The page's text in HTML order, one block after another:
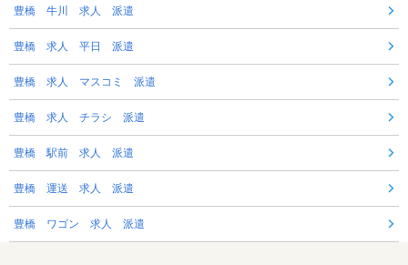
豊橋 牛川 求人 派遣
豊橋 求人 平日 派遣
豊橋 求人 マスコミ 派遣
豊橋 求人 チラシ 派遣
豊橋 駅前 求人 派遣
豊橋 運送 求人 派遣
豊橋 ワゴン 求人 派遣